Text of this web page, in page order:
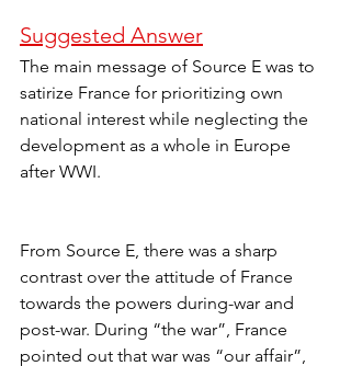
Suggested Answer
The main message of Source E was to
satirize France for prioritizing own
national interest while neglecting the
development as a whole in Europe
after WWI.
From Source E, there was a sharp
contrast over the attitude of France
towards the powers during-war and
post-war. During “the war”, France
pointed out that war was “our affair”,